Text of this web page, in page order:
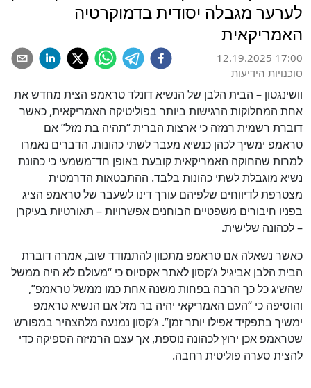
לערער מגבלה יסודית בדמוקרטיה
האמריקאית
12.19.2025 17:00
סוכנויות הידיעות
וושינגטון – הבית הלבן של הנשיא דונלד טראמפ הצית מחדש את
אחת המחלוקות הרגישות ביותר בפוליטיקה האמריקאית, כאשר
דוברת רשמית רמזה כי ארצות הברית “תהיה בת מזל” אם
טראמפ ימשיך לכהן כנשיא מעבר לשתי כהונות. הדברים נאמרו
למרות שהחוקה האמריקאית קובעת באופן חד־משמעי כי כהונת
נשיא מוגבלת לשתי כהונות בלבד. ההתבטאות הדרמטית
מצטרפת לדיווחים שלפיהם עורך דינו לשעבר של טראמפ הציג
בפניו חיבורים משפטיים הבוחנים אפשרויות – תאורטיות בעיקרן
– לכהונה שלישית.
כאשר נשאלה אם טראמפ מתכוון להתמודד שוב, אמרה דוברת
הבית הלבן אביגיל ג’קסון לאתר אקסיוס כי “מעולם לא היה ממשל
שהשיג כל כך הרבה בפחות משנה אחת כמו ממשל טראמפ”,
והוסיפה כי “העם האמריקאי יהיה בר מזל אם הנשיא טראמפ
ימשיך בתפקיד אפילו יותר זמן”. ג’קסון נמנעה מלהצהיר במפורש
שטראמפ אכן ירוץ לכהונה נוספת, אך עצם הרמיזה הספיקה כדי
להצית סערה פוליטית רחבה.